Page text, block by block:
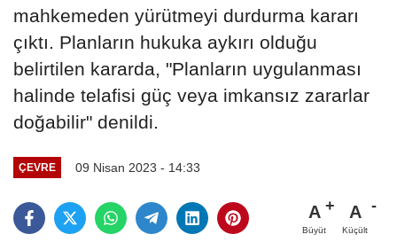
mahkemeden yürütmeyi durdurma kararı
çıktı. Planların hukuka aykırı olduğu
belirtilen kararda, "Planların uygulanması
halinde telafisi güç veya imkansız zararlar
doğabilir" denildi.
ÇEVRE 09 Nisan 2023 - 14:33
A
Büyüt
A
Küçült